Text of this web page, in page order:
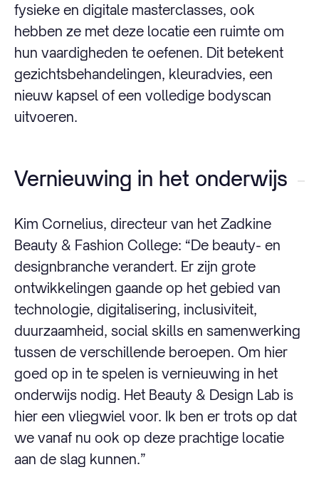
fysieke en digitale masterclasses, ook
hebben ze met deze locatie een ruimte om
hun vaardigheden te oefenen. Dit betekent
gezichtsbehandelingen, kleuradvies, een
nieuw kapsel of een volledige bodyscan
uitvoeren.
Vernieuwing in het onderwijs
Kim Cornelius, directeur van het Zadkine
Beauty & Fashion College: “De beauty- en
designbranche verandert. Er zijn grote
ontwikkelingen gaande op het gebied van
technologie, digitalisering, inclusiviteit,
duurzaamheid, social skills en samenwerking
tussen de verschillende beroepen. Om hier
goed op in te spelen is vernieuwing in het
onderwijs nodig. Het Beauty & Design Lab is
hier een vliegwiel voor. Ik ben er trots op dat
we vanaf nu ook op deze prachtige locatie
aan de slag kunnen.”